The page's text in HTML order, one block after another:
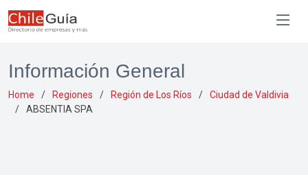
Información General
Home Regiones Región de Los Ríos
Ciudad de Valdivia
ABSENTIA SPA